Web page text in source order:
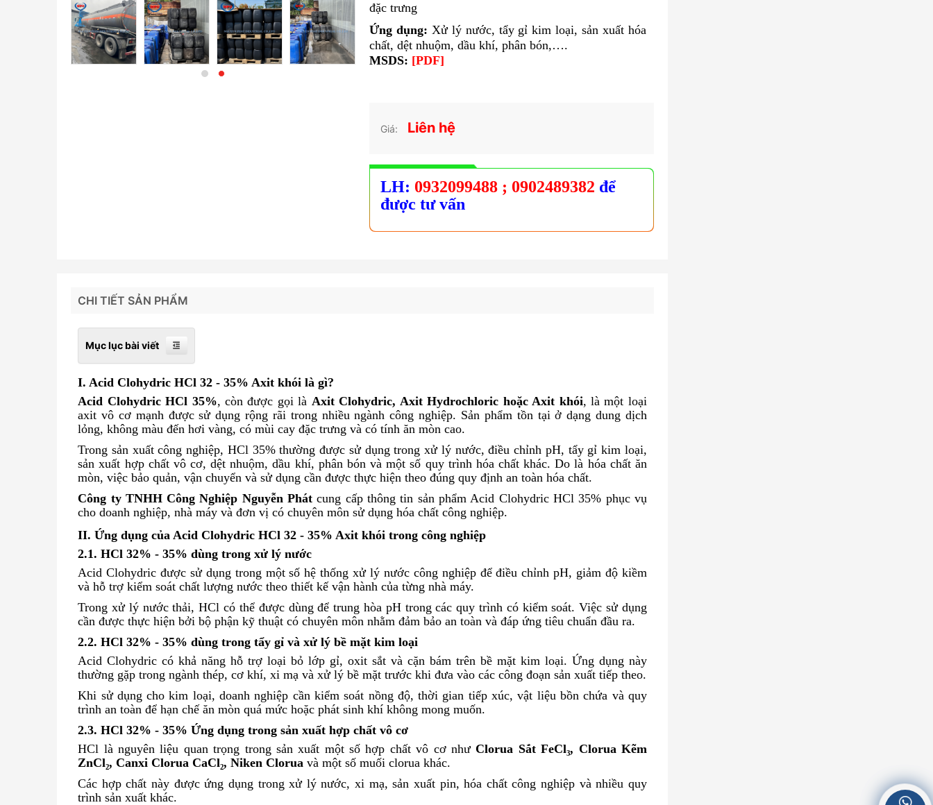
đặc trưng
Ứng dụng: Xử lý nước, tẩy gỉ kim loại, sản xuất hóa
chất, dệt nhuộm, dầu khí, phân bón,….
MSDS: [PDF]
Giá: Liên hệ
LH: 0932099488 ; 0902489382 để
được tư vấn
CHI TIẾT SẢN PHẨM
Mục lục bài viết
I. Acid Clohydric HCl 32 - 35% Axit khói là gì?
Acid Clohydric HCl 35%, còn được gọi là Axit Clohydric, Axit Hydrochloric hoặc Axit khói, là một loại
axit vô cơ mạnh được sử dụng rộng rãi trong nhiều ngành công nghiệp. Sản phẩm tồn tại ở dạng dung dịch
lỏng, không màu đến hơi vàng, có mùi cay đặc trưng và có tính ăn mòn cao.
Trong sản xuất công nghiệp, HCl 35% thường được sử dụng trong xử lý nước, điều chỉnh pH, tẩy gỉ kim loại,
sản xuất hợp chất vô cơ, dệt nhuộm, dầu khí, phân bón và một số quy trình hóa chất khác. Do là hóa chất ăn
mòn, việc bảo quản, vận chuyển và sử dụng cần được thực hiện theo đúng quy định an toàn hóa chất.
Công ty TNHH Công Nghiệp Nguyễn Phát cung cấp thông tin sản phẩm Acid Clohydric HCl 35% phục vụ
cho doanh nghiệp, nhà máy và đơn vị có chuyên môn sử dụng hóa chất công nghiệp.
II. Ứng dụng của Acid Clohydric HCl 32 - 35% Axit khói trong công nghiệp
2.1. HCl 32% - 35% dùng trong xử lý nước
Acid Clohydric được sử dụng trong một số hệ thống xử lý nước công nghiệp để điều chỉnh pH, giảm độ kiềm
và hỗ trợ kiểm soát chất lượng nước theo thiết kế vận hành của từng nhà máy.
Trong xử lý nước thải, HCl có thể được dùng để trung hòa pH trong các quy trình có kiểm soát. Việc sử dụng
cần được thực hiện bởi bộ phận kỹ thuật có chuyên môn nhằm đảm bảo an toàn và đáp ứng tiêu chuẩn đầu ra.
2.2. HCl 32% - 35% dùng trong tẩy gỉ và xử lý bề mặt kim loại
Acid Clohydric có khả năng hỗ trợ loại bỏ lớp gỉ, oxit sắt và cặn bám trên bề mặt kim loại. Ứng dụng này
thường gặp trong ngành thép, cơ khí, xi mạ và xử lý bề mặt trước khi đưa vào các công đoạn sản xuất tiếp theo.
Khi sử dụng cho kim loại, doanh nghiệp cần kiểm soát nồng độ, thời gian tiếp xúc, vật liệu bồn chứa và quy
trình an toàn để hạn chế ăn mòn quá mức hoặc phát sinh khí không mong muốn.
2.3. HCl 32% - 35% Ứng dụng trong sản xuất hợp chất vô cơ
HCl là nguyên liệu quan trọng trong sản xuất một số hợp chất vô cơ nhưClorua Sắt FeCl₃, Clorua Kẽm
ZnCl₂, Canxi Clorua CaCl₂, Niken Clorua và một số muối clorua khác.
Các hợp chất này được ứng dụng trong xử lý nước, xi mạ, sản xuất pin, hóa chất công nghiệp và nhiều quy
trình sản xuất khác.